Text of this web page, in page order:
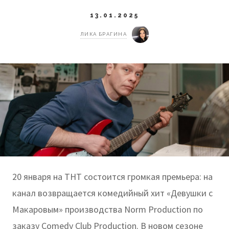
13.01.2025
ЛИКА БРАГИНА
20 января на ТНТ состоится громкая премьера: на
канал возвращается комедийный хит «Девушки с
Макаровым» производства Norm Production по
заказу Comedy Club Production. В новом сезоне